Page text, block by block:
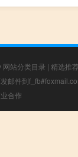
网站分类目录 | 精选推
邮件到
合作